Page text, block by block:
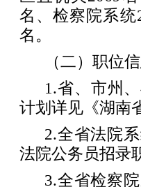
名、检察院系
名。
（二）职位
1.省、市州
计划详见《湖南
2.全省法院
法院公务员招录
3.全省检察